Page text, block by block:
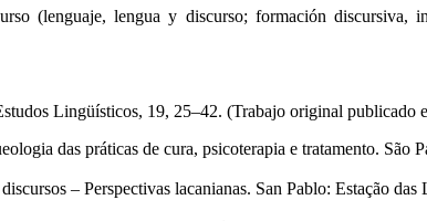
(lenguaje, lengua y discurso; formación discursiva,
Lingüísticos, 19, 25–42. (Trabajo original publicado
das práticas de cura, psicoterapia e tratamento. São
– Perspectivas lacanianas. San Pablo: Estação das